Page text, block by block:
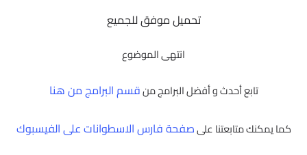
تحميل موفق للجميع
انتهى الموضوع
تابع أحدث و أفضل البرامج منقسم البرامج من هنا
كما يمكنك متابعتنا علىصفحة فارس الاسطوانات على الفيسبوك